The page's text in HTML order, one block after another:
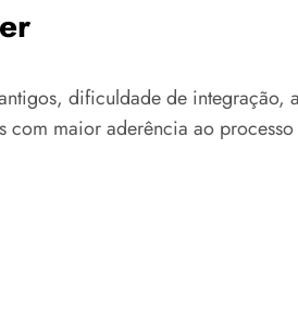
dificuldade de
com maior aderência ao